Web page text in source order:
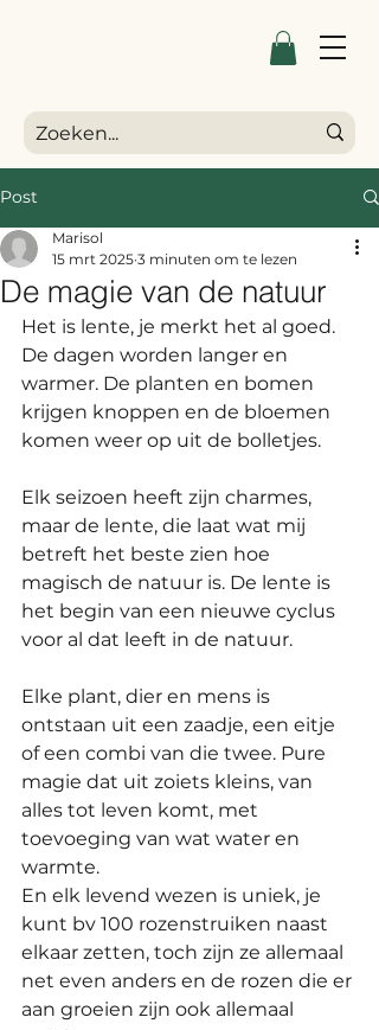
Post
De magie van de natuur
Marisol
15 mrt 2025 3 minuten om te lezen
Het is lente, je merkt het al goed.
De dagen worden langer en
warmer. De planten en bomen
krijgen knoppen en de bloemen
komen weer op uit de bolletjes.
Elk seizoen heeft zijn charmes,
maar de lente, die laat wat mij
betreft het beste zien hoe
magisch de natuur is. De lente is
het begin van een nieuwe cyclus
voor al dat leeft in de natuur.
Elke plant, dier en mens is
ontstaan uit een zaadje, een eitje
of een combi van die twee. Pure
magie dat uit zoiets kleins, van
alles tot leven komt, met
toevoeging van wat water en
warmte.
En elk levend wezen is uniek, je
kunt bv 100 rozenstruiken naast
elkaar zetten, toch zijn ze allemaal
net even anders en de rozen die er
aan groeien zijn ook allemaal